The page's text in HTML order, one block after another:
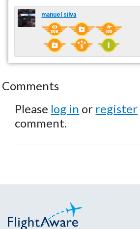
manuel silva
Comments
Please log in or register
comment.